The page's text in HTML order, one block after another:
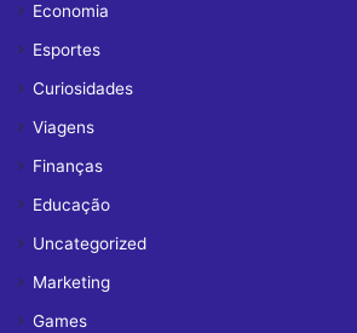
Economia
Esportes
Curiosidades
Viagens
Finanças
Educação
Uncategorized
Marketing
Games